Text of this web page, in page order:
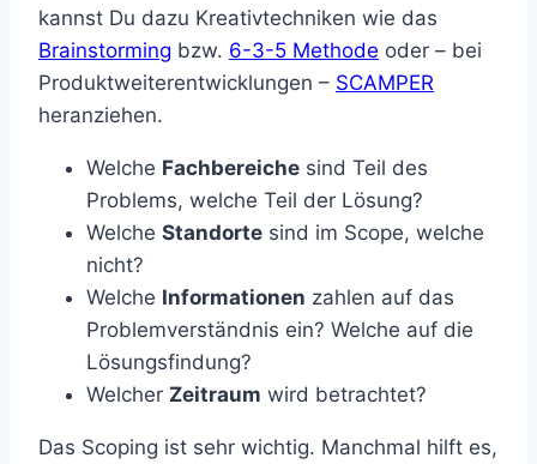
kannst Du dazu Kreativtechniken wie das
Brainstorming bzw. 6-3-5 Methode oder – bei
Produktweiterentwicklungen – SCAMPER
heranziehen.
Welche Fachbereiche sind Teil des
Problems, welche Teil der Lösung?
Welche Standorte sind im Scope, welche
nicht?
Welche Informationen zahlen auf das
Problemverständnis ein? Welche auf die
Lösungsfindung?
Welcher Zeitraum wird betrachtet?
Das Scoping ist sehr wichtig. Manchmal hilft es,